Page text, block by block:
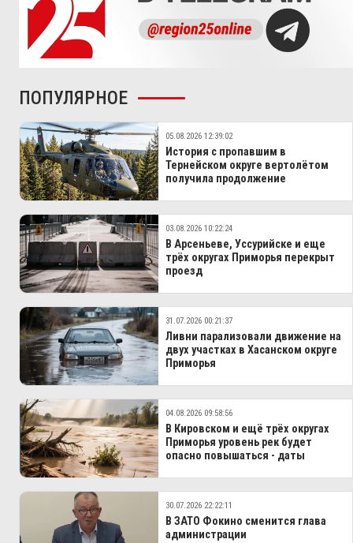
ПОПУЛЯРНОЕ
05.08.2026 12:39:02
История с пропавшим в
Тернейском округе вертолётом
получила продолжение
03.08.2026 10:22:24
В Арсеньеве, Уссурийске и еще
трёх округах Приморья перекрыт
проезд
31.07.2026 00:21:37
Ливни парализовали движение на
двух участках в Хасанском округе
Приморья
04.08.2026 09:58:56
В Кировском и ещё трёх округах
Приморья уровень рек будет
опасно повышаться - даты
30.07.2026 22:22:11
В ЗАТО Фокино сменится глава
администрации